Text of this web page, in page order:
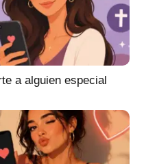
a alguien especial